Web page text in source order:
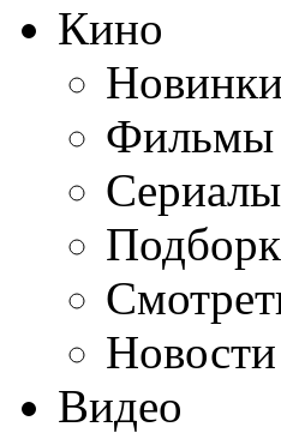
Кино
Новинки
Фильмы
Сериалы
Новости
Видео